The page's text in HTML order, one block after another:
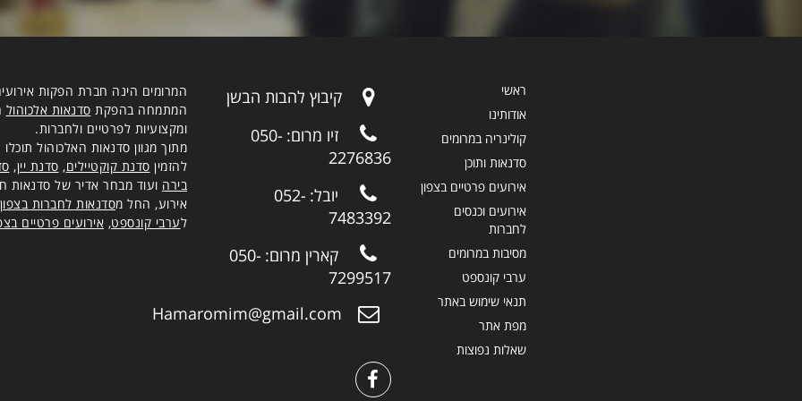
ראשי
אודותינו
קולינריה במרומים
סדנאות ותוכן
אירועים פרטיים בצפון
אירועים וכנסים
לחברות
מסיבות במרומים
ערבי קונספט
תנאי שימוש באתר
מפת אתר
שאלות נפוצות
קיבוץ להבות הבשן
זיו מרום: 050-
2276836
יובל: 052-
7483392
קארין מרום: 050-
7299517
Hamaromim@gmail.com
המרומים הינה חברת הפקות
המתמחה בהפקת סדנאות אלכוהול
ומקצועיות לפרטיים ולחברות.
מתוך מגוון סדנאות האלכוהול תוכלו
להזמין סדנת קוקטיילים, סדנת יין,
בירה ועוד מבחר אדיר של סדנאות
אירוע, החל מסדנאות לחברות בצפון
לערבי קונספט, אירועים פרטיים